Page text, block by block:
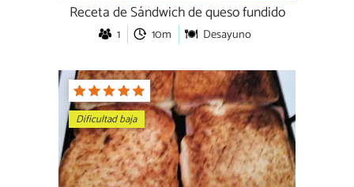
Receta de Sándwich de queso fundido
1 10m Desayuno
Dificultad baja